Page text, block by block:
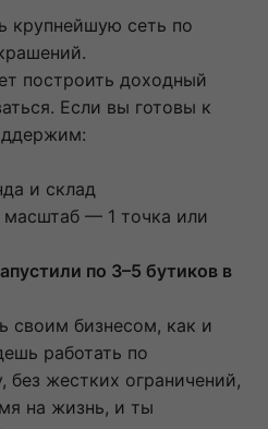
крупнейшую сеть по
построить доходный
Если вы готовы к
и склад
— 1 точка или
по 3–5 бутиков в
своим бизнесом, как и
работать по
без жестких ограничений,
на жизнь, и ты